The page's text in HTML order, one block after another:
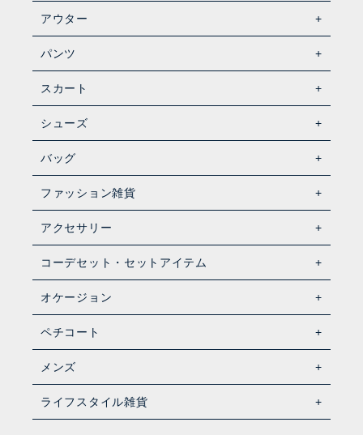
アウター
パンツ
スカート
シューズ
バッグ
ファッション雑貨
アクセサリー
コーデセット・セットアイテム
オケージョン
ペチコート
メンズ
ライフスタイル雑貨